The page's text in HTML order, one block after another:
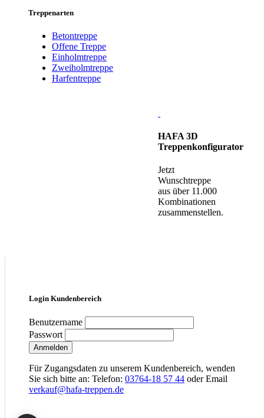
Treppenarten
Betontreppe
Offene Treppe
Einholmtreppe
Zweiholmtreppe
Harfentreppe
HAFA 3D
Treppenkonfigurator
Jetzt
Wunschtreppe
aus über 11.000
Kombinationen
zusammenstellen.
Login Kundenbereich
Benutzername
Passwort
Anmelden
Für Zugangsdaten zu unserem Kundenbereich, wenden
Sie sich bitte an: Telefon: 03764-18 57 44 oder Email
verkauf@hafa-treppen.de